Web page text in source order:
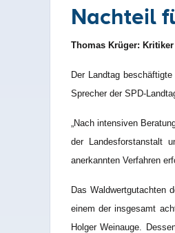
Nachteil
Thomas Krüger: Kritiker
Der Landtag
Sprecher der SPD-
„Nach intensiven
der Landesforstanstalt
anerkannten Verfahren
Das Waldwertgutachten
einem der insgesamt
Holger Weinauge.